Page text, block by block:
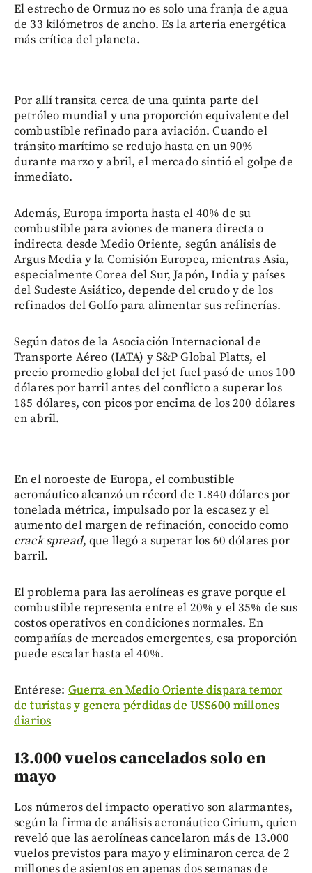
El estrecho de Ormuz no es solo una franja de agua
de 33 kilómetros de ancho. Es la arteria energética
más crítica del planeta.
Por allí transita cerca de una quinta parte del
petróleo mundial y una proporción equivalente del
combustible refinado para aviación. Cuando el
tránsito marítimo se redujo hasta en un 90%
durante marzo y abril, el mercado sintió el golpe de
inmediato.
Además, Europa importa hasta el 40% de su
combustible para aviones de manera directa o
indirecta desde Medio Oriente, según análisis de
Argus Media y la Comisión Europea, mientras Asia,
especialmente Corea del Sur, Japón, India y países
del Sudeste Asiático, depende del crudo y de los
refinados del Golfo para alimentar sus refinerías.
Según datos de la Asociación Internacional de
Transporte Aéreo (IATA) y S&P Global Platts, el
precio promedio global del jet fuel pasó de unos 100
dólares por barril antes del conflicto a superar los
185 dólares, con picos por encima de los 200 dólares
en abril.
En el noroeste de Europa, el combustible
aeronáutico alcanzó un récord de 1.840 dólares por
tonelada métrica, impulsado por la escasez y el
aumento del margen de refinación, conocido como
crack spread, que llegó a superar los 60 dólares por
barril.
El problema para las aerolíneas es grave porque el
combustible representa entre el 20% y el 35% de sus
costos operativos en condiciones normales. En
compañías de mercados emergentes, esa proporción
puede escalar hasta el 40%.
Entérese: Guerra en Medio Oriente dispara temor
de turistas y genera pérdidas de US$600 millones
diarios
13.000 vuelos cancelados solo en
mayo
Los números del impacto operativo son alarmantes,
según la firma de análisis aeronáutico Cirium, quien
reveló que las aerolíneas cancelaron más de 13.000
vuelos previstos para mayo y eliminaron cerca de 2
millones de asientos en apenas dos semanas de